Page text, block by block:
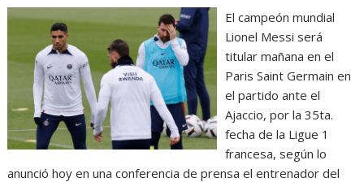
El campeón mundial
Lionel Messi será
titular mañana en el
Paris Saint Germain en
el partido ante el
Ajaccio, por la 35ta.
fecha de la Ligue 1
francesa, según lo
anunció hoy en una conferencia de prensa el entrenador del